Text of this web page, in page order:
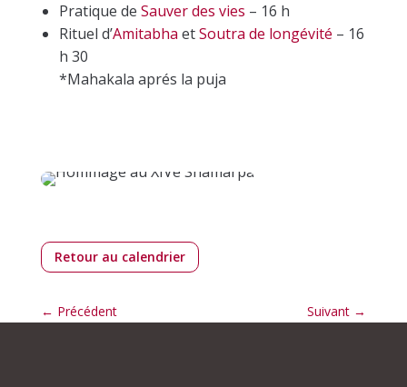
Pratique de Sauver des vies – 16 h
Rituel d’Amitabha etSoutra de longévité – 16
h 30
*Mahakala aprés la puja
Retour au calendrier
← Précédent Suivant →